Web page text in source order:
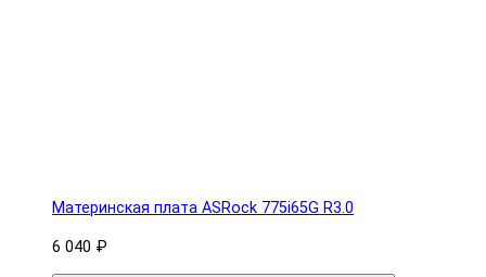
Материнская плата ASRock 775i65G R3.0
6 040 ₽